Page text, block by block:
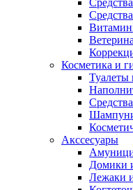
Косметика и
Туалеты
Акссесуары
Домики
Лежаки